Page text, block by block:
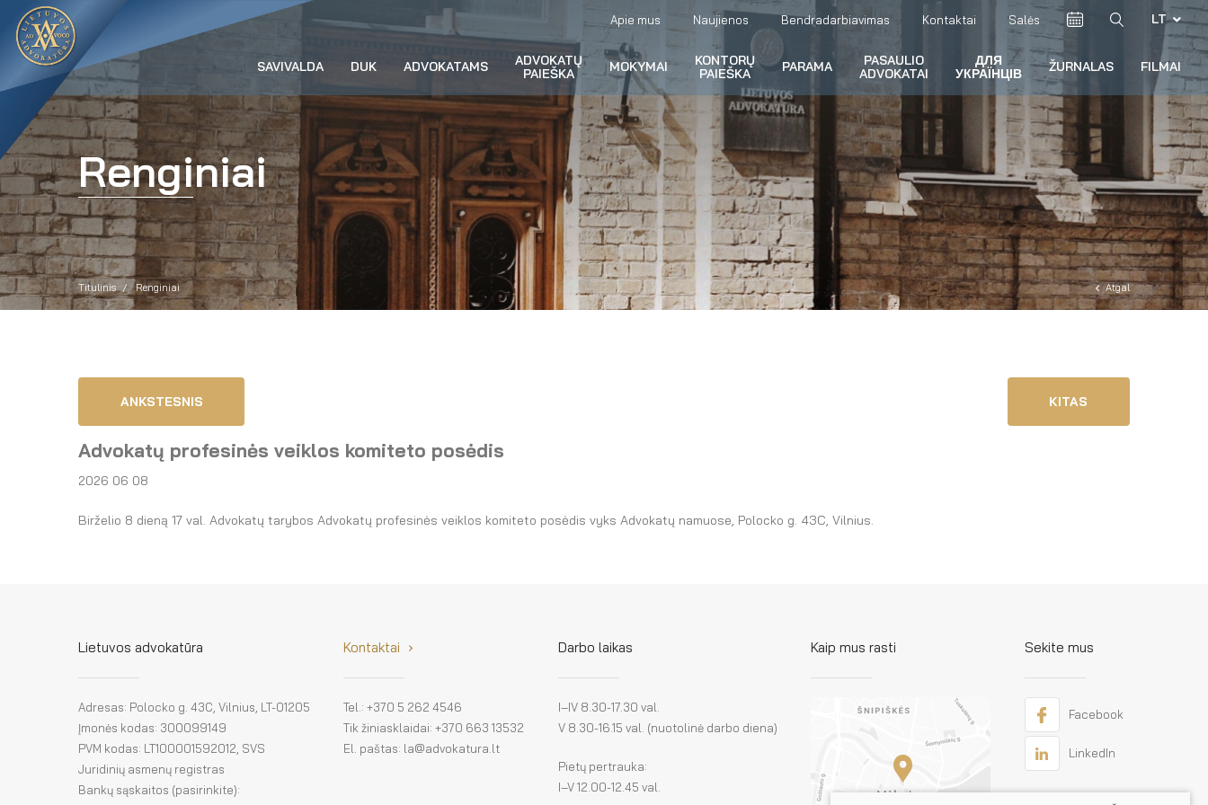
Apie mus Naujienos Bendradarbiavimas Kontaktai Salės LT
SAVIVALDA DUK ADVOKATAMS
ADVOKATŲ
PAIEŠKA
MOKYMAI
KONTORŲ
PAIEŠKA
PARAMA
PASAULIO
ADVOKATAI
ДЛЯ
УКРАЇНЦІВ
ŽURNALAS FILMAI
Renginiai
Titulinis Renginiai Atgal
ANKSTESNIS KITAS
Advokatų profesinės veiklos komiteto posėdis
2026 06 08
Birželio 8 dieną 17 val. Advokatų tarybos Advokatų profesinės veiklos komiteto posėdis vyks Advokatų namuose, Polocko g. 43C, Vilnius.
Lietuvos advokatūra
Adresas: Polocko g. 43C, Vilnius, LT-01205
Įmonės kodas: 300099149
PVM kodas: LT100001592012, SVS
Juridinių asmenų registras
Bankų sąskaitos (pasirinkite):
Kontaktai
Tel.: +370 5 262 4546
Tik žiniasklaidai: +370 663 13532
El. paštas: la@advokatura.lt
Darbo laikas
I–IV 8.30-17.30 val.
V 8.30-16.15 val. (nuotolinė darbo diena)
Pietų pertrauka:
I–V 12.00-12.45 val.
Kaip mus rasti Sekite mus
Facebook
LinkedIn